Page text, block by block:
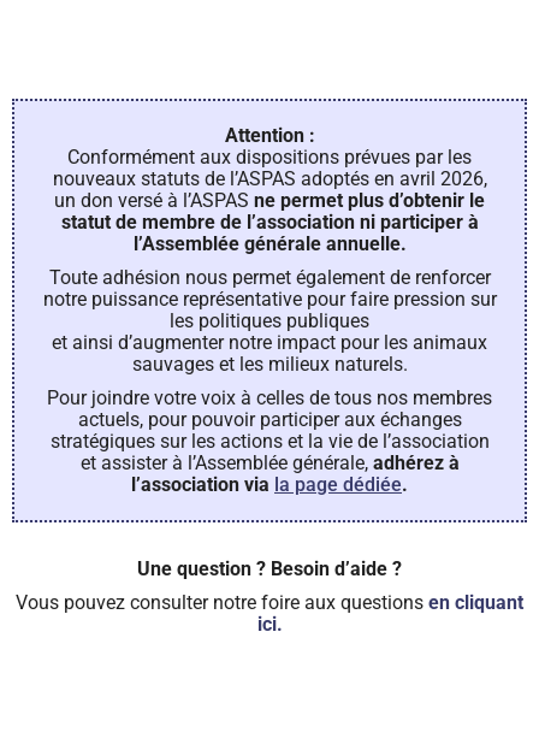
Attention :
Conformément aux dispositions prévues par les
nouveaux statuts de l’ASPAS adoptés en avril 2026,
un don versé à l’ASPAS ne permet plus d’obtenir le
statut de membre de l’association ni participer à
l’Assemblée générale annuelle.
Toute adhésion nous permet également de renforcer
notre puissance représentative pour faire pression sur
les politiques publiques
et ainsi d’augmenter notre impact pour les animaux
sauvages et les milieux naturels.
Pour joindre votre voix à celles de tous nos membres
actuels, pour pouvoir participer aux échanges
stratégiques sur les actions et la vie de l’association
et assister à l’Assemblée générale, adhérez à
l’association via la page dédiée.
Une question ? Besoin d’aide ?
Vous pouvez consulter notre foire aux questions en cliquant
ici.